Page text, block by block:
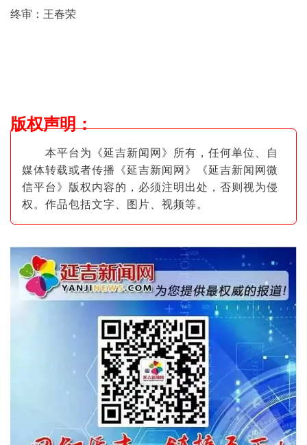
终审：王春荣
版权声明：
本平台为《延吉新闻网》所有，任何单位、自
媒体转载或者传播《延吉新闻网》《延吉新闻网微
信平台》版权内容的，必须注明出处，否则视为侵
权。作品包括文字、图片 、视频等。